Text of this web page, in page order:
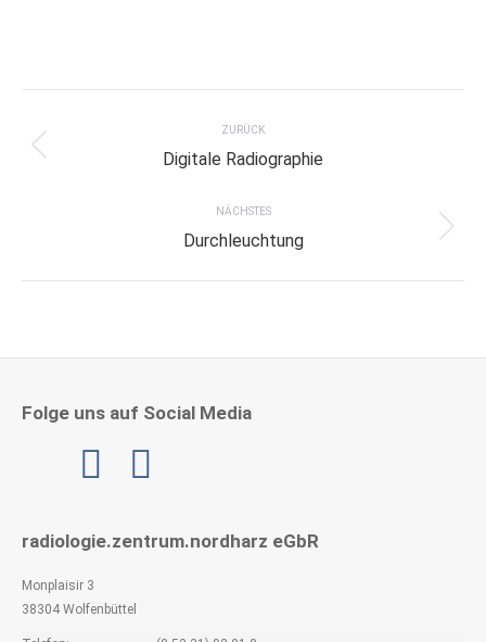
navigation
ZURÜCK
Previous
Digitale Radiographie
NÄCHSTES
Next
Durchleuchtung
Folge uns auf Social Media
Linkedin
radiologie.zentrum.nordharz eGbR
Monplaisir 3
38304 Wolfenbüttel